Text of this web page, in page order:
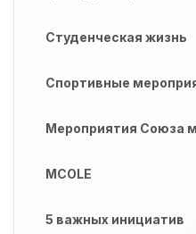
Студенческая жизнь
Спортивные
Мероприятия Союза
MCOLE
5 важных инициатив